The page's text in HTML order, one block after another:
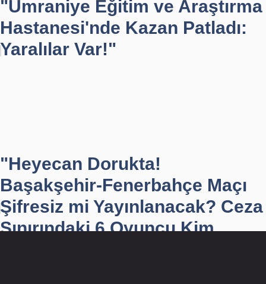
"Ümraniye Eğitim ve Araştırma
Hastanesi'nde Kazan Patladı:
Yaralılar Var!"
"Heyecan Dorukta!
Başakşehir-Fenerbahçe Maçı
Şifresiz mi Yayınlanacak? Ceza
Sınırındaki 6 Oyuncu Kim...